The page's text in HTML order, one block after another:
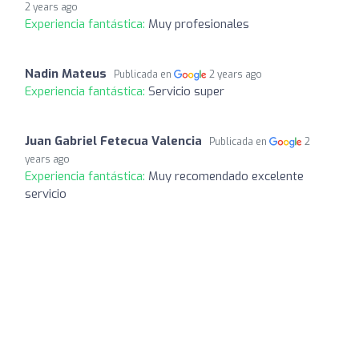
2 years ago
Experiencia fantástica: Muy profesionales
Nadin Mateus Publicada en 2 years ago
Experiencia fantástica: Servicio super
Juan Gabriel Fetecua Valencia Publicada en
2
years ago
Experiencia fantástica: Muy recomendado excelente
servicio